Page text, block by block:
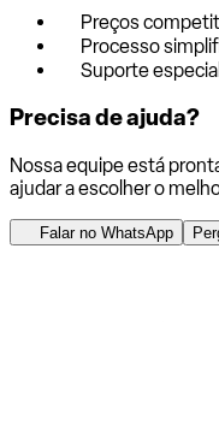
Preços
Processo
Suporte
Precisa de ajuda?
Nossa equipe está
ajudar a escolher o
Falar no WhatsApp